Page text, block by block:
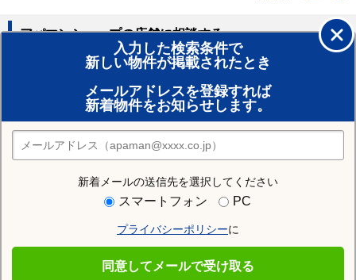
入力した検索条件で
新しい物件が掲載されたとき
メールアドレスを登録すれば
新着物件をお知らせします。
新着メールの送信先を選択してください
スマートフォン PC
プライバシーポリシーに
同意してメールで受け取る
アパマンショップの店舗に相談する
賃貸のプロがお部屋探し！
おまかせ物件リクエスト
住みたい街の店舗を探す
店舗検索
住む街研究所で岩見沢市の情報を見る